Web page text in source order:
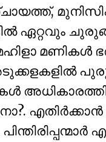
ഏറ്റവും
മണികള്‍